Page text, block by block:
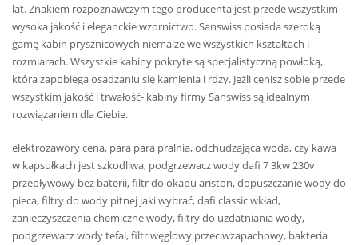
lat. Znakiem rozpoznawczym tego producenta jest przede wszystkim
wysoka jakość i eleganckie wzornictwo. Sanswiss posiada szeroką
gamę kabin prysznicowych niemalże we wszystkich kształtach i
rozmiarach. Wszystkie kabiny pokryte są specjalistyczną powłoką,
która zapobiega osadzaniu się kamienia i rdzy. Jeżli cenisz sobie przede
wszystkim jakość i trwałość- kabiny firmy Sanswiss są idealnym
rozwiązaniem dla Ciebie.
elektrozawory cena, para para pralnia, odchudzająca woda, czy kawa
w kapsułkach jest szkodliwa, podgrzewacz wody dafi 7 3kw 230v
przepływowy bez baterii, filtr do okapu ariston, dopuszczanie wody do
pieca, filtry do wody pitnej jaki wybrać, dafi classic wkład,
zanieczyszczenia chemiczne wody, filtry do uzdatniania wody,
podgrzewacz wody tefal, filtr węglowy przeciwzapachowy, bakteria